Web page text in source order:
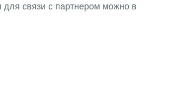
для связи с партнером можно в